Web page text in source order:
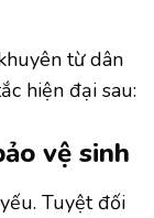
từ dân
hiện đại sau:
vệ sinh
Tuyệt đối